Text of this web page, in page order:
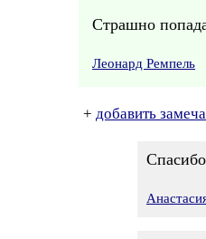
Страшно
Леонард Ремпель
+ добавить